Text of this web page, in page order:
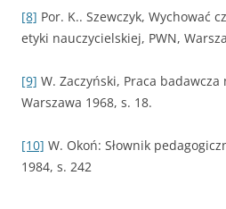
[8] Por. K.. Szewczyk, Wychować
etyki nauczycielskiej, PWN,
[9] W. Zaczyński, Praca badawcza
Warszawa 1968, s. 18.
[10] W. Okoń: Słownik
1984, s. 242